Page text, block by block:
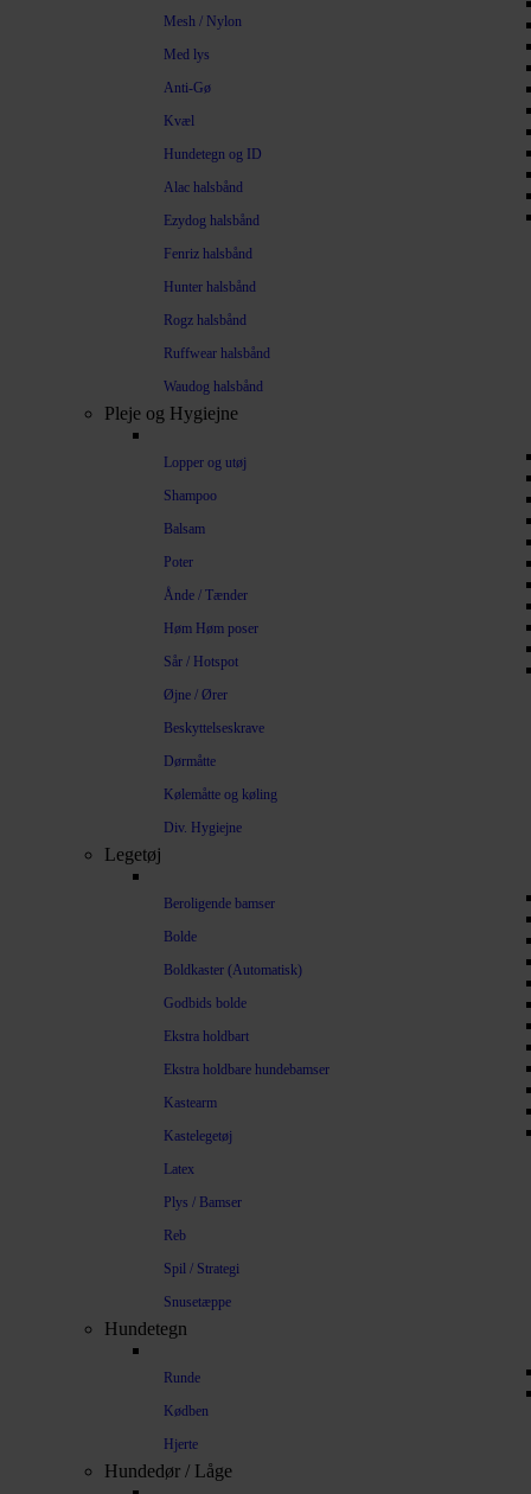
Mesh / Nylon
Med lys
Anti-Gø
Kvæl
Hundetegn og ID
Alac halsbånd
Ezydog halsbånd
Fenriz halsbånd
Hunter halsbånd
Rogz halsbånd
Ruffwear halsbånd
Waudog halsbånd
Pleje og Hygiejne
Lopper og utøj
Shampoo
Balsam
Poter
Ånde / Tænder
Høm Høm poser
Sår / Hotspot
Øjne / Ører
Beskyttelseskrave
Dørmåtte
Kølemåtte og køling
Div. Hygiejne
Legetøj
Beroligende bamser
Bolde
Boldkaster (Automatisk)
Godbids bolde
Ekstra holdbart
Ekstra holdbare hundebamser
Kastearm
Kastelegetøj
Latex
Plys / Bamser
Reb
Spil / Strategi
Snusetæppe
Hundetegn
Runde
Kødben
Hjerte
Hundedør / Låge